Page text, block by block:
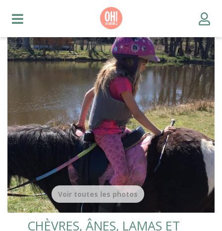
CHÈVRES, ÂNES, LAMAS ET
Voir toutes les photos